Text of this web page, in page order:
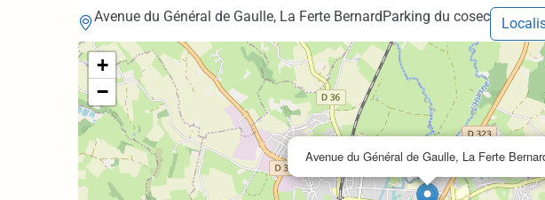
Avenue du Général de Gaulle, La Ferte BernardParking du cosec
Avenue du Général de Gaulle, La Ferte
+
−